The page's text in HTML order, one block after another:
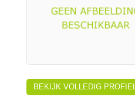
BEKIJK VOLLEDIG PROFIEL